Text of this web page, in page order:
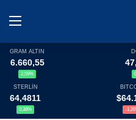
Haberler
Döviz
GRAM ALTIN
6.660,55
2,59%
STERLİN
64,4811
0,38% -